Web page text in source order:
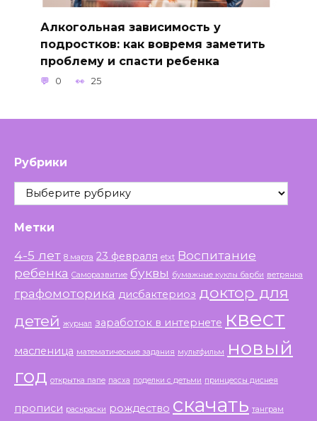
Алкогольная зависимость у
подростков: как вовремя заметить
проблему и спасти ребенка
0 25
Рубрики
Рубрики
Метки
4-5 лет 8 марта 23 февраля etxt Воспитание
ребенка Саморазвитие буквы бумажные куклы барби ветрянка
графомоторика дисбактериоз доктор для
детей журнал заработок в интернете квест
масленица математические задания мультфильм
новый
год открытка папе пасха поделки с детьми принцессы диснея
прописи раскраски рождество скачать танграм